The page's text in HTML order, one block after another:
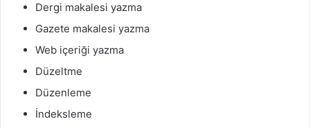
Dergi makalesi yazma
Gazete makalesi yazma
Web içeriği yazma
Düzeltme
Düzenleme
İndeksleme